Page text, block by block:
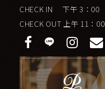
CHECK IN 下午 3：00
CHECK OUT 上午 11：00